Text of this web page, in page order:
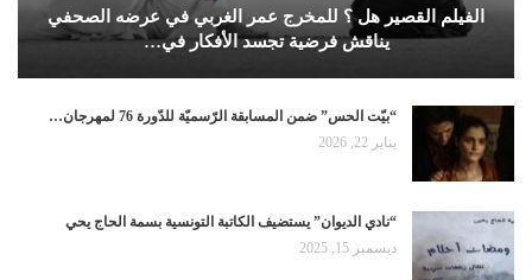
الفيلم القصير هل ؟ للمخرج عمر الغربي في عرضه الصحفي
يناقش فرضية تجسد الأفكار في…
“بيّت الحس” ضمن المسابقة الرّسميّة للدّورة 76 لمهرجان…
يناير 22, 2026
“نادي الديوان” يستضيف الكاتبة التونسية بسمة الحاج يحي
ديسمبر 15, 2025